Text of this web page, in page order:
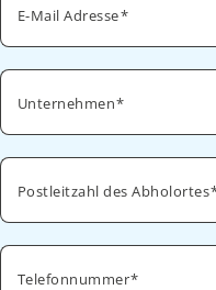
E-Mail Adresse
Unternehmen
Postleitzahl des Abholortes
Telefonnummer